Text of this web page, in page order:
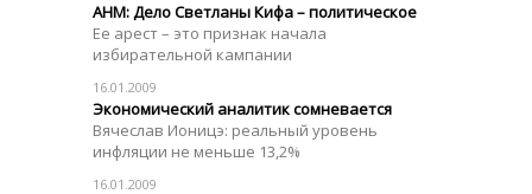
АНМ: Дело Светланы Кифа – политическое
Ее арест – это признак начала
избирательной кампании
16.01.2009
Экономический аналитик сомневается
Вячеслав Ионицэ: реальный уровень
инфляции не меньше 13,2%
16.01.2009